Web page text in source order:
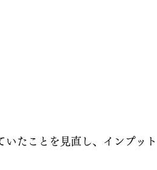
たことを見直し、インプット